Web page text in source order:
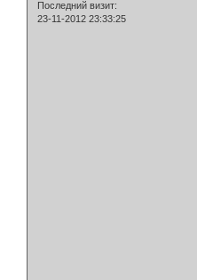
Последний визит:
23-11-2012 23:33:25